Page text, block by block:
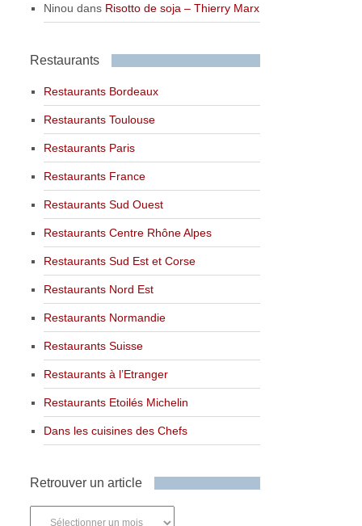
Ninou dans Risotto de soja – Thierry Marx
Restaurants
Restaurants Bordeaux
Restaurants Toulouse
Restaurants Paris
Restaurants France
Restaurants Sud Ouest
Restaurants Centre Rhône Alpes
Restaurants Sud Est et Corse
Restaurants Nord Est
Restaurants Normandie
Restaurants Suisse
Restaurants à l’Etranger
Restaurants Etoilés Michelin
Dans les cuisines des Chefs
Retrouver un article